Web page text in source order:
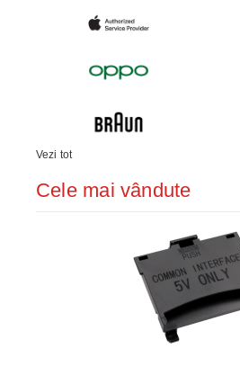
Vezi tot
Cele mai vândute